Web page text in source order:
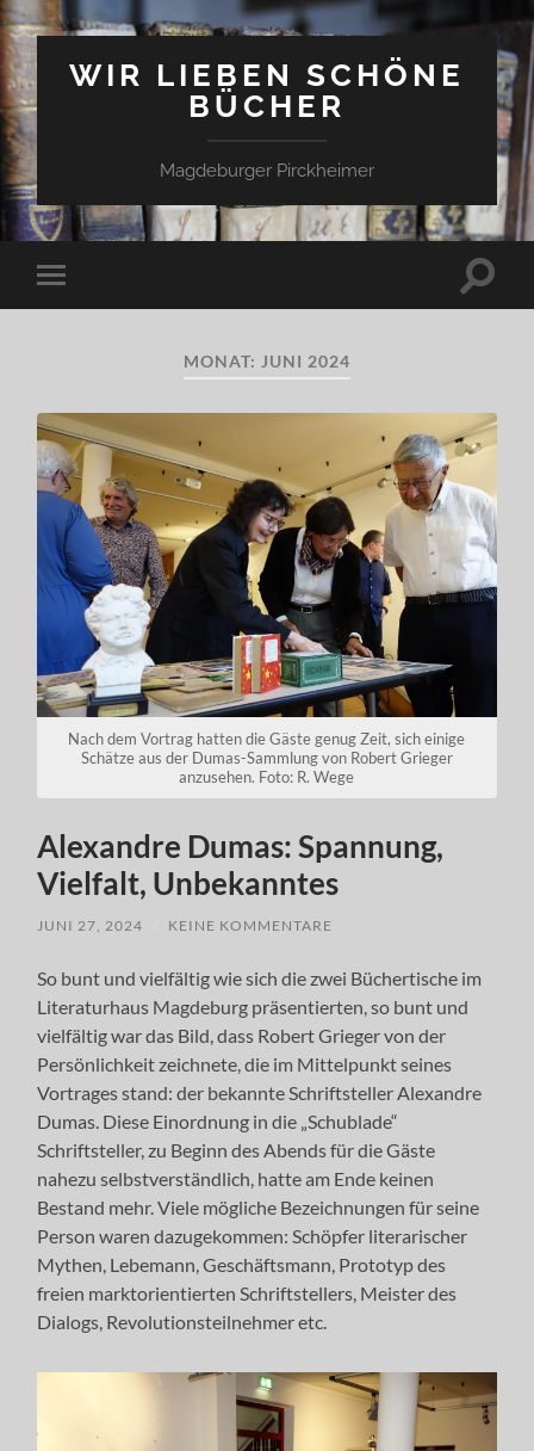
WIR LIEBEN SCHÖNE
BÜCHER
Magdeburger Pirckheimer
Mobile-
Menü
MONAT: JUNI 2024
Nach dem Vortrag hatten die Gäste genug Zeit, sich einige
Schätze aus der Dumas-Sammlung von Robert Grieger
anzusehen. Foto: R. Wege
Alexandre Dumas: Spannung,
Vielfalt, Unbekanntes
JUNI 27, 2024 KEINE KOMMENTARE
So bunt und vielfältig wie sich die zwei Büchertische im
Literaturhaus Magdeburg präsentierten, so bunt und
vielfältig war das Bild, dass Robert Grieger von der
Persönlichkeit zeichnete, die im Mittelpunkt seines
Vortrages stand: der bekannte Schriftsteller Alexandre
Dumas. Diese Einordnung in die „Schublade“
Schriftsteller, zu Beginn des Abends für die Gäste
nahezu selbstverständlich, hatte am Ende keinen
Bestand mehr. Viele mögliche Bezeichnungen für seine
Person waren dazugekommen: Schöpfer literarischer
Mythen, Lebemann, Geschäftsmann, Prototyp des
freien marktorientierten Schriftstellers, Meister des
Dialogs, Revolutionsteilnehmer etc.